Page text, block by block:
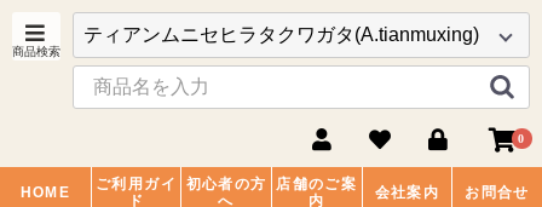
0
HOME
ご利用ガイ
ド
初心者の方
へ
店舗のご案
内
会社案内 お問合せ